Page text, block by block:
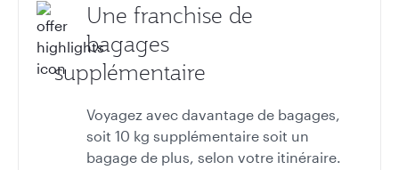
Une franchise de
bagages
supplémentaire
Voyagez avec davantage de bagages,
soit 10 kg supplémentaire soit un
bagage de plus, selon votre itinéraire.